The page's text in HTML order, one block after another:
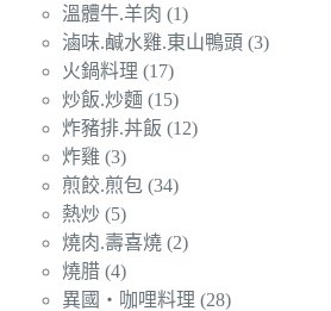
溫體牛.羊肉 (1)
滷味.鹹水雞.東山鴨頭 (3)
火鍋料理 (17)
炒飯.炒麵 (15)
炸豬排.丼飯 (12)
炸雞 (3)
煎餃.煎包 (34)
熱炒 (5)
燒肉.壽喜燒 (2)
燒腊 (4)
異國‧咖哩料理 (28)